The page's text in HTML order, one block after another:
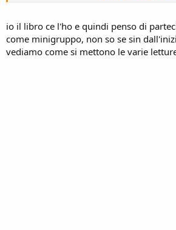
Chiunque vuole aggiungersi a me e
lì :wink:.
io il libro ce l'ho e quindi penso di
come minigruppo, non so se sin
vediamo come si mettono le varie